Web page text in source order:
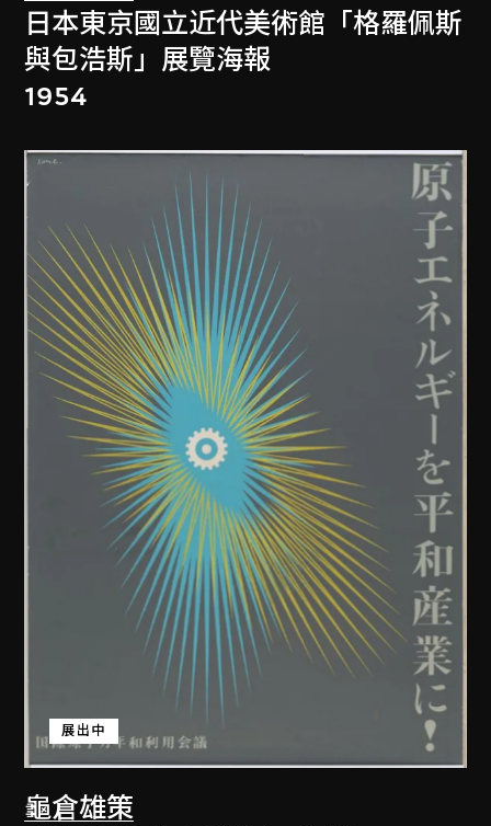
日本東京國立近代美術館「格羅佩斯
與包浩斯」展覽海報
1954
龜倉雄策
展出中